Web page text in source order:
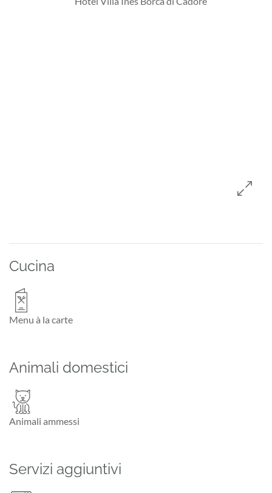
Cucina
Menu à la carte
Animali domestici
Animali ammessi
Servizi aggiuntivi